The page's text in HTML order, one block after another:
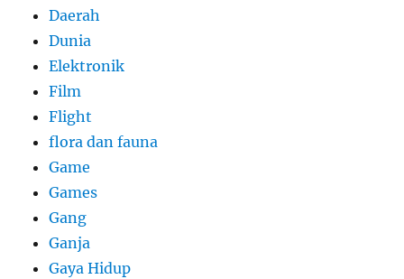
Daerah
Dunia
Elektronik
Film
Flight
flora dan fauna
Game
Games
Gang
Ganja
Gaya Hidup